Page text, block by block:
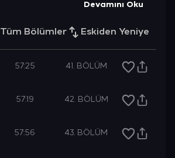
Devamını Oku
Tüm Bölümler Eskiden Yeniye
57:25 41. BÖLÜM
57:19 42. BÖLÜM
57:56 43. BÖLÜM